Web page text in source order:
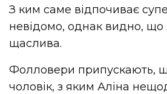
З ким саме відпочиває
невідомо, однак видно, що
щаслива.
Фолловери припускають,
чоловік, з яким Аліна